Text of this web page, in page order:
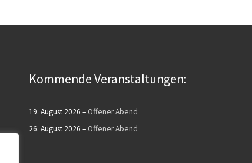
Kommende Veranstaltungen:
19. August 2026 – Offener Abend
26. August 2026 – Offener Abend